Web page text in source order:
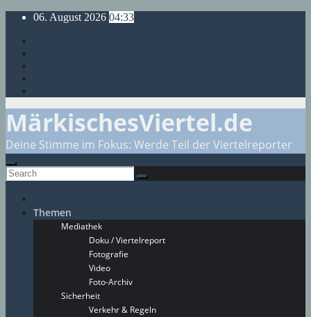
Skip
content
06. August 2026 04:33
MärkischesViertel.de
Deine Stimme im Fokus: Werde Teil der Viertelreporter
Themen
Mediathek
Doku / Viertelreport
Fotografie
Video
Foto-Archiv
Sicherheit
Verkehr & Regeln